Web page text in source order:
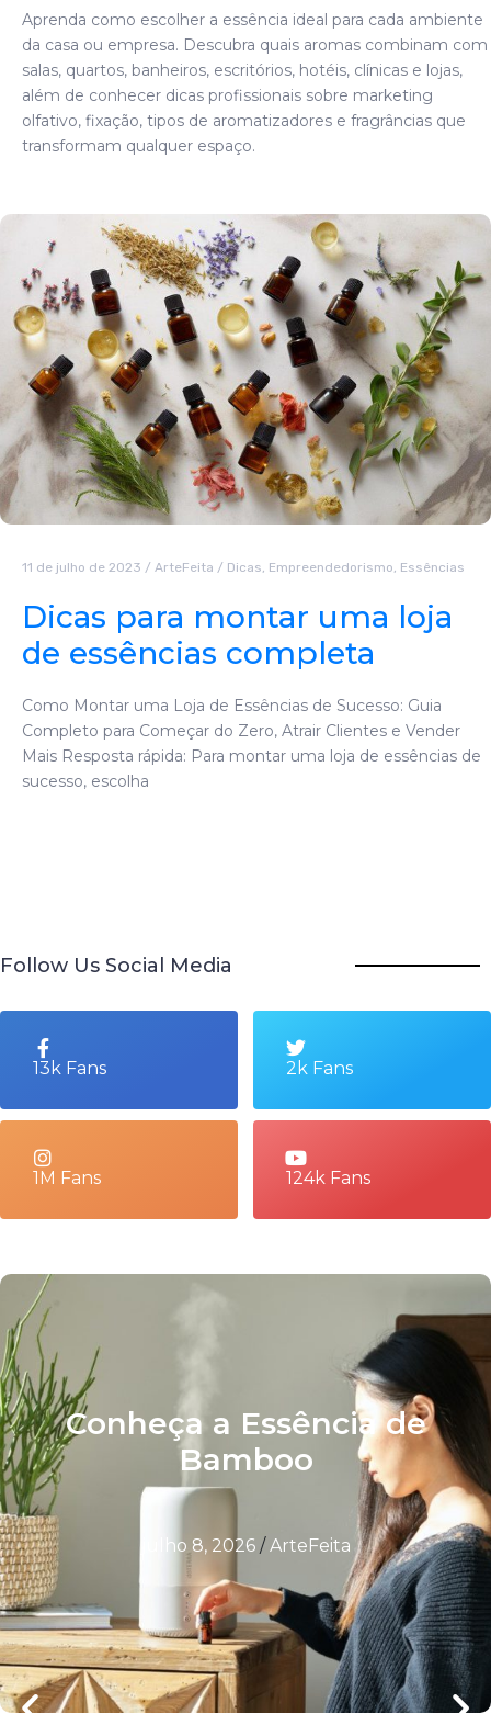
Aprenda como escolher a essência ideal para cada ambiente
da casa ou empresa. Descubra quais aromas combinam com
salas, quartos, banheiros, escritórios, hotéis, clínicas e lojas,
além de conhecer dicas profissionais sobre marketing
olfativo, fixação, tipos de aromatizadores e fragrâncias que
transformam qualquer espaço.
11 de julho de 2023 / ArteFeita / Dicas Empreendedorismo Essências
Dicas para montar uma loja
de essências completa
Como Montar uma Loja de Essências de Sucesso: Guia
Completo para Começar do Zero, Atrair Clientes e Vender
Mais Resposta rápida: Para montar uma loja de essências de
sucesso, escolha
Follow Us Social Media
13k Fans 2k Fans
1M Fans 124k Fans
Conheça a Essência de
Bamboo
julho 8, 2026 / ArteFeita